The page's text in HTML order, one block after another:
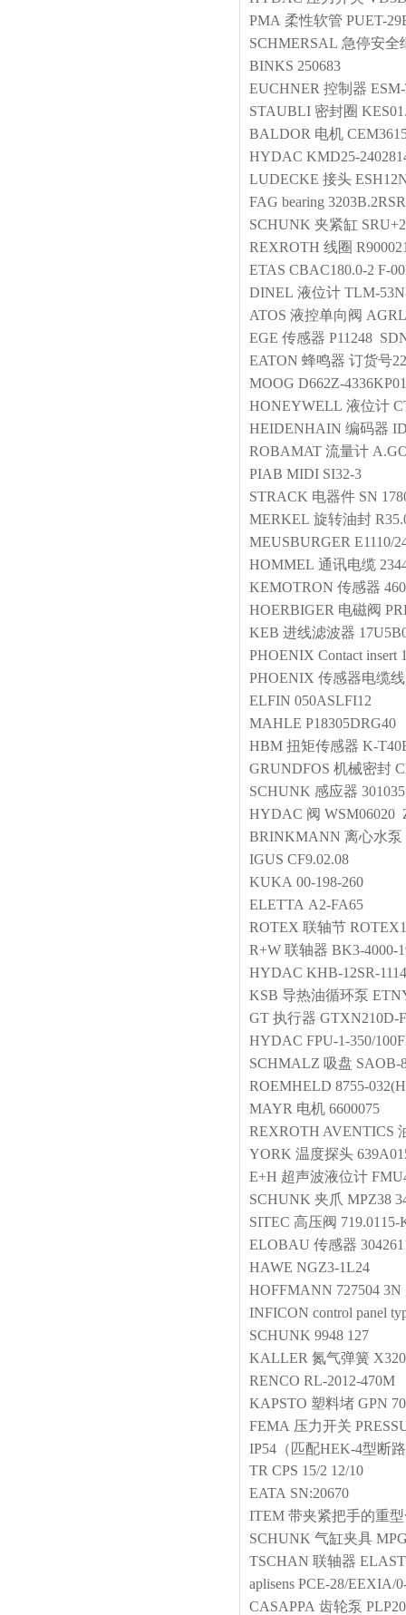
PMA 柔性软管 PUET-
SCHMERSAL 急停安全
BINKS 250683
EUCHNER 控制器
STAUBLI 密封圈
BALDOR 电机
HYDAC KMD25-
LUDECKE 接头
FAG bearing
SCHUNK 夹紧缸
REXROTH 线圈
ETAS CBAC180.0-2 F-
DINEL 液位计 TLM-
ATOS 液控单向阀
EGE 传感器 P11248
EATON 蜂鸣器 订货号
MOOG D662Z-
HONEYWELL 液位计
HEIDENHAIN 编码器
ROBAMAT 流量计
PIAB MIDI SI32-3
STRACK 电器件 SN
MERKEL 旋转油封
MEUSBURGER E1110/
HOMMEL 通讯电缆
KEMOTRON 传感器
HOERBIGER 电磁阀
KEB 进线滤波器
PHOENIX Contact insert
PHOENIX 传感器电缆线
ELFIN 050ASLFI12
MAHLE P18305DRG40
HBM 扭矩传感器 K-
GRUNDFOS 机械密封
SCHUNK 感应器
HYDAC 阀 WSM06020
BRINKMANN 离心水泵
IGUS CF9.02.08
KUKA 00-198-260
ELETTA A2-FA65
ROTEX 联轴节
R+W 联轴器 BK3-4000-
HYDAC KHB-12SR-
KSB 导热油循环泵
GT 执行器 GTXN210D-
HYDAC FPU-1-350/
SCHMALZ 吸盘 SAOB-
ROEMHELD 8755-
MAYR 电机 6600075
REXROTH AVENTICS
YORK 温度探头
E+H 超声波液位计
SCHUNK 夹爪 MPZ38
SITEC 高压阀 719.0115-
ELOBAU 传感器
HAWE NGZ3-1L24
HOFFMANN 727504 3N
INFICON control panel
SCHUNK 9948 127
KALLER 氮气弹簧
RENCO RL-2012-470M
KAPSTO 塑料堵 GPN
FEMA 压力开关
IP54（匹配HEK-4型断
TR CPS 15/2 12/10
EATA SN:20670
ITEM 带夹紧把手的重
SCHUNK 气缸夹具
TSCHAN 联轴器
aplisens PCE-28/EEXIA/
CASAPPA 齿轮泵